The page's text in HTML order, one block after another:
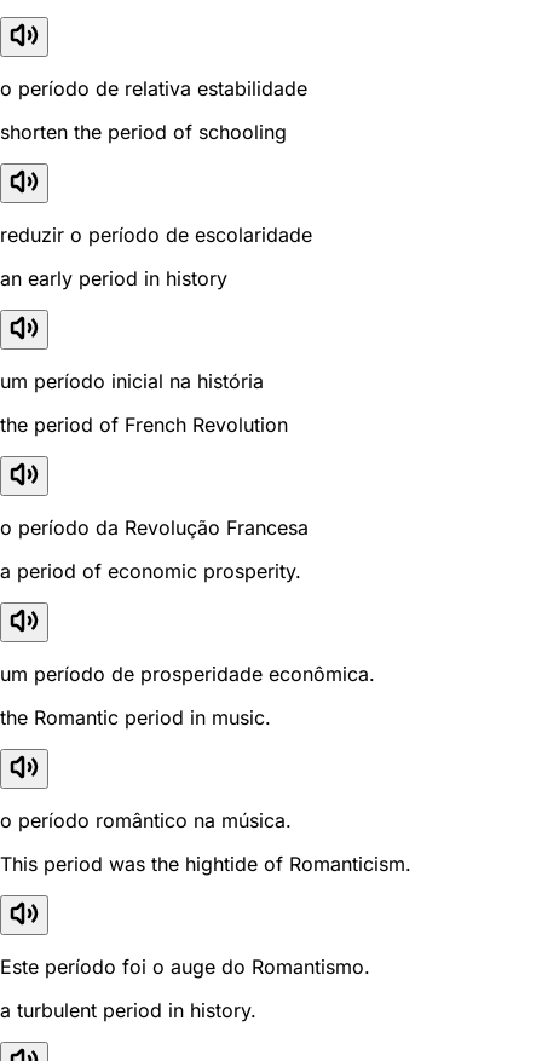
o período de relativa estabilidade
shorten the period of schooling
reduzir o período de escolaridade
an early period in history
um período inicial na história
the period of French Revolution
o período da Revolução Francesa
a period of economic prosperity.
um período de prosperidade econômica.
the Romantic period in music.
o período romântico na música.
This period was the hightide of Romanticism.
Este período foi o auge do Romantismo.
a turbulent period in history.